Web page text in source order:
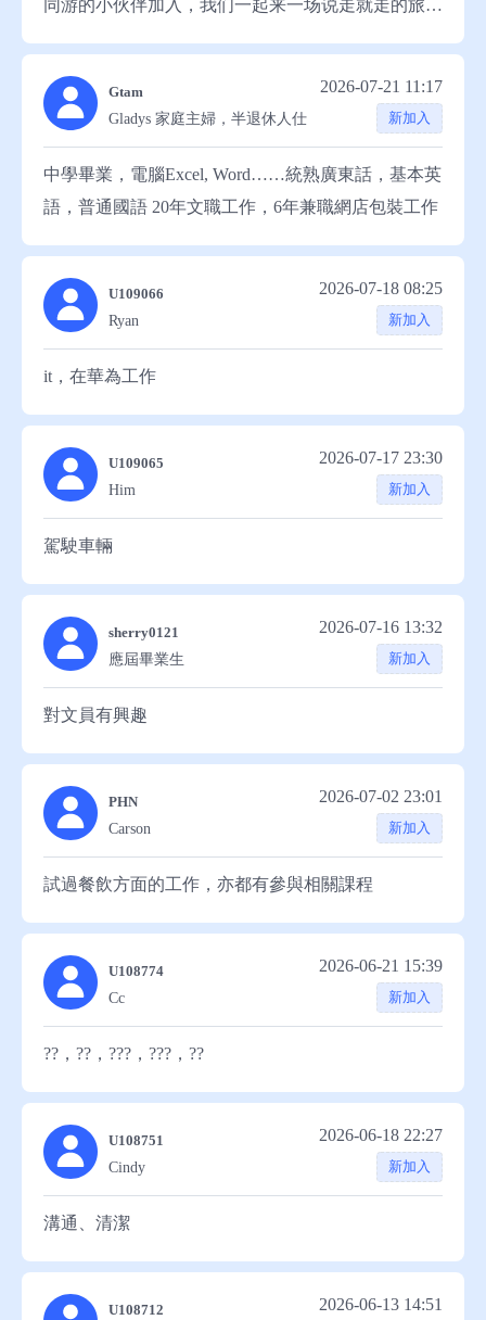
同游的小伙伴加入，我们一起来一场说走就走的旅
Gtam
Gladys 家庭主婦，半退休人仕
2026-07-21 11:17
新加入
中學畢業，電腦Excel, Word……統熟廣東話，基本英
語，普通國語 20年文職工作，6年兼職網店包裝工作
U109066
Ryan
2026-07-18 08:25
新加入
it，在華為工作
U109065
Him
2026-07-17 23:30
新加入
駕駛車輛
sherry0121
應屆畢業生
2026-07-16 13:32
新加入
對文員有興趣
PHN
Carson
2026-07-02 23:01
新加入
試過餐飲方面的工作，亦都有參與相關課程
U108774
Cc
2026-06-21 15:39
新加入
??，??，???，???，??
U108751
Cindy
2026-06-18 22:27
新加入
溝通、清潔
U108712
2026-06-13 14:51